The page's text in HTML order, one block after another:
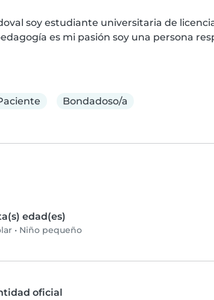
soy estudiante universitaria de
es mi pasión soy una persona
Bondadoso/a
edad(es)
• Niño pequeño
oficial